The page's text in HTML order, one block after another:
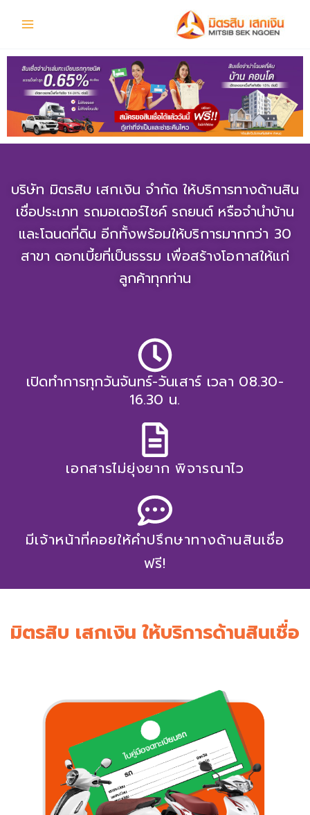
บริษัท มิตรสิบ เสกเงิน จำกัด ให้บริการทางด้านสิน
เชื่อประเภท รถมอเตอร์ไซค์ รถยนต์ หรือจำนำบ้าน
และโฉนดที่ดิน อีกทั้งพร้อมให้บริการมากกว่า 30
สาขา ดอกเบี้ยที่เป็นธรรม เพื่อสร้างโอกาสให้แก่
ลูกค้าทุกท่าน
เปิดทำการทุกวันจันทร์-วันเสาร์ เวลา 08.30-
16.30 น.
เอกสารไม่ยุ่งยาก พิจารณาไว
มีเจ้าหน้าที่คอยให้คำปรึกษาทางด้านสินเชื่อ
ฟรี!
มิตรสิบ เสกเงิน ให้บริการด้านสินเชื่อ